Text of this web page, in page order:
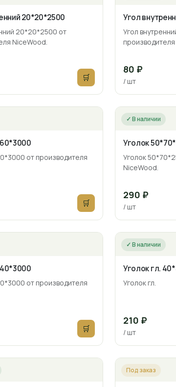
20*20*2500
20*20*2500 от
NiceWood.
🛒
Угол
Угол
80 ₽
/ шт
от производителя
🛒
✓ В наличии
Уголок
Уголок
NiceWood.
290 ₽
/ шт
от производителя
🛒
✓ В наличии
Уголок гл.
Уголок гл.
210 ₽
/ шт
Под заказ